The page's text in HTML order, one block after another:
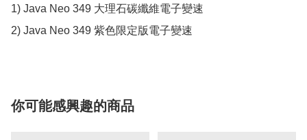
1) Java Neo 349 大理石碳纖維電子變速
2) Java Neo 349 紫色限定版電子變速
你可能感興趣的商品